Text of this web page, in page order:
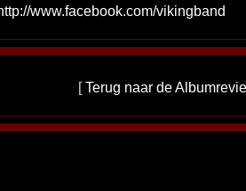
www.facebook.com/vikingband
[Terug naar de